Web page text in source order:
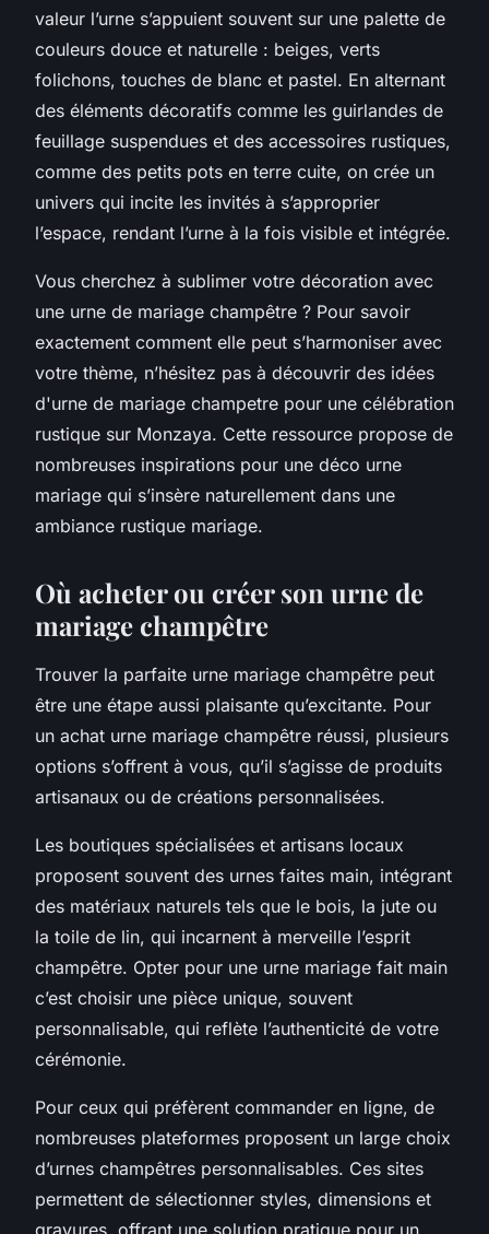
valeur l’urne s’appuient souvent sur une palette de
couleurs douce et naturelle : beiges, verts
folichons, touches de blanc et pastel. En alternant
des éléments décoratifs comme les guirlandes de
feuillage suspendues et des accessoires rustiques,
comme des petits pots en terre cuite, on crée un
univers qui incite les invités à s’approprier
l’espace, rendant l’urne à la fois visible et intégrée.
Vous cherchez à sublimer votre décoration avec
une urne de mariage champêtre ? Pour savoir
exactement comment elle peut s’harmoniser avec
votre thème, n’hésitez pas à découvrir des idées
d'urne de mariage champetre pour une célébration
rustique sur Monzaya. Cette ressource propose de
nombreuses inspirations pour une déco urne
mariage qui s’insère naturellement dans une
ambiance rustique mariage.
Où acheter ou créer son urne de
mariage champêtre
Trouver la parfaite urne mariage champêtre peut
être une étape aussi plaisante qu’excitante. Pour
un achat urne mariage champêtre réussi, plusieurs
options s’offrent à vous, qu’il s’agisse de produits
artisanaux ou de créations personnalisées.
Les boutiques spécialisées et artisans locaux
proposent souvent des urnes faites main, intégrant
des matériaux naturels tels que le bois, la jute ou
la toile de lin, qui incarnent à merveille l’esprit
champêtre. Opter pour une urne mariage fait main
c’est choisir une pièce unique, souvent
personnalisable, qui reflète l’authenticité de votre
cérémonie.
Pour ceux qui préfèrent commander en ligne, de
nombreuses plateformes proposent un large choix
d’urnes champêtres personnalisables. Ces sites
permettent de sélectionner styles, dimensions et
gravures, offrant une solution pratique pour un